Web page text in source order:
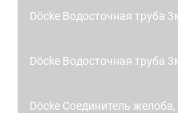
Döcke Водосточная труба
Döcke Водосточная труба
Döcke Соединитель